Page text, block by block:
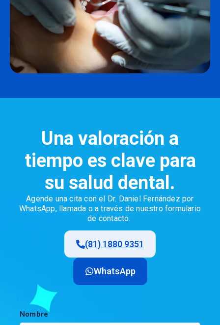
Una valoración a
tiempo es clave para
su salud dental.
Agende una cita con el Dr. Daniel Fernández por
WhatsApp, llamada o a través de nuestro formulario
de contacto.
(81) 1880 9351
WhatsApp
Nombre